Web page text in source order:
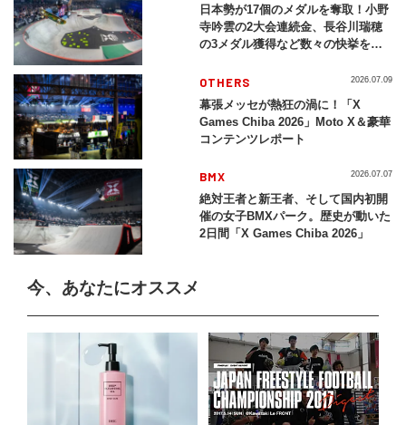
日本勢が17個のメダルを奪取！小野
寺吟雲の2大会連続金、長谷川瑞穂
の3メダル獲得など数々の快挙をプ
2026」
OTHERS
幕張メッセが熱狂の渦に！「X
Games Chiba 2026」Moto X＆豪華
コンテンツレポート
2026.07.09
BMX
絶対王者と新王者、そして国内初開
催の女子BMXパーク。歴史が動いた
2日間「X Games Chiba 2026」
2026.07.07
今、あなたにオススメ